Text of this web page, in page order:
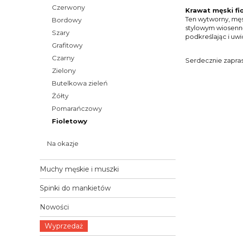
Czerwony
Bordowy
Szary
Grafitowy
Czarny
Zielony
Butelkowa zieleń
Żółty
Pomarańczowy
Fioletowy
Na okazje
Muchy męskie i muszki
Spinki do mankietów
Nowości
Wyprzedaż
Krawat męski
Ten wytworny,
stylowym
podkreślając i
Serdecznie